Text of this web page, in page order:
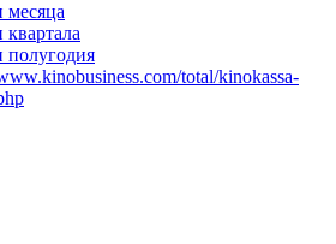
месяца
полугодия
total/kinokassa-